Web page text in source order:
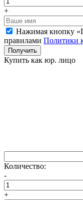
+
Нажимая кнопку
правилами Политики
Получить
Купить как юр. лицо
Количество:
-
+